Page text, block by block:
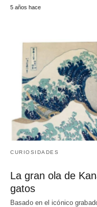
5 años hace
CURIOSIDADES
La gran ola de
gatos
Basado en el icónico